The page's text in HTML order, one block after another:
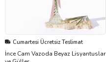
Cumartesi Ücretsiz Teslimat
İnce Cam Vazoda Beyaz Lisyantuslar